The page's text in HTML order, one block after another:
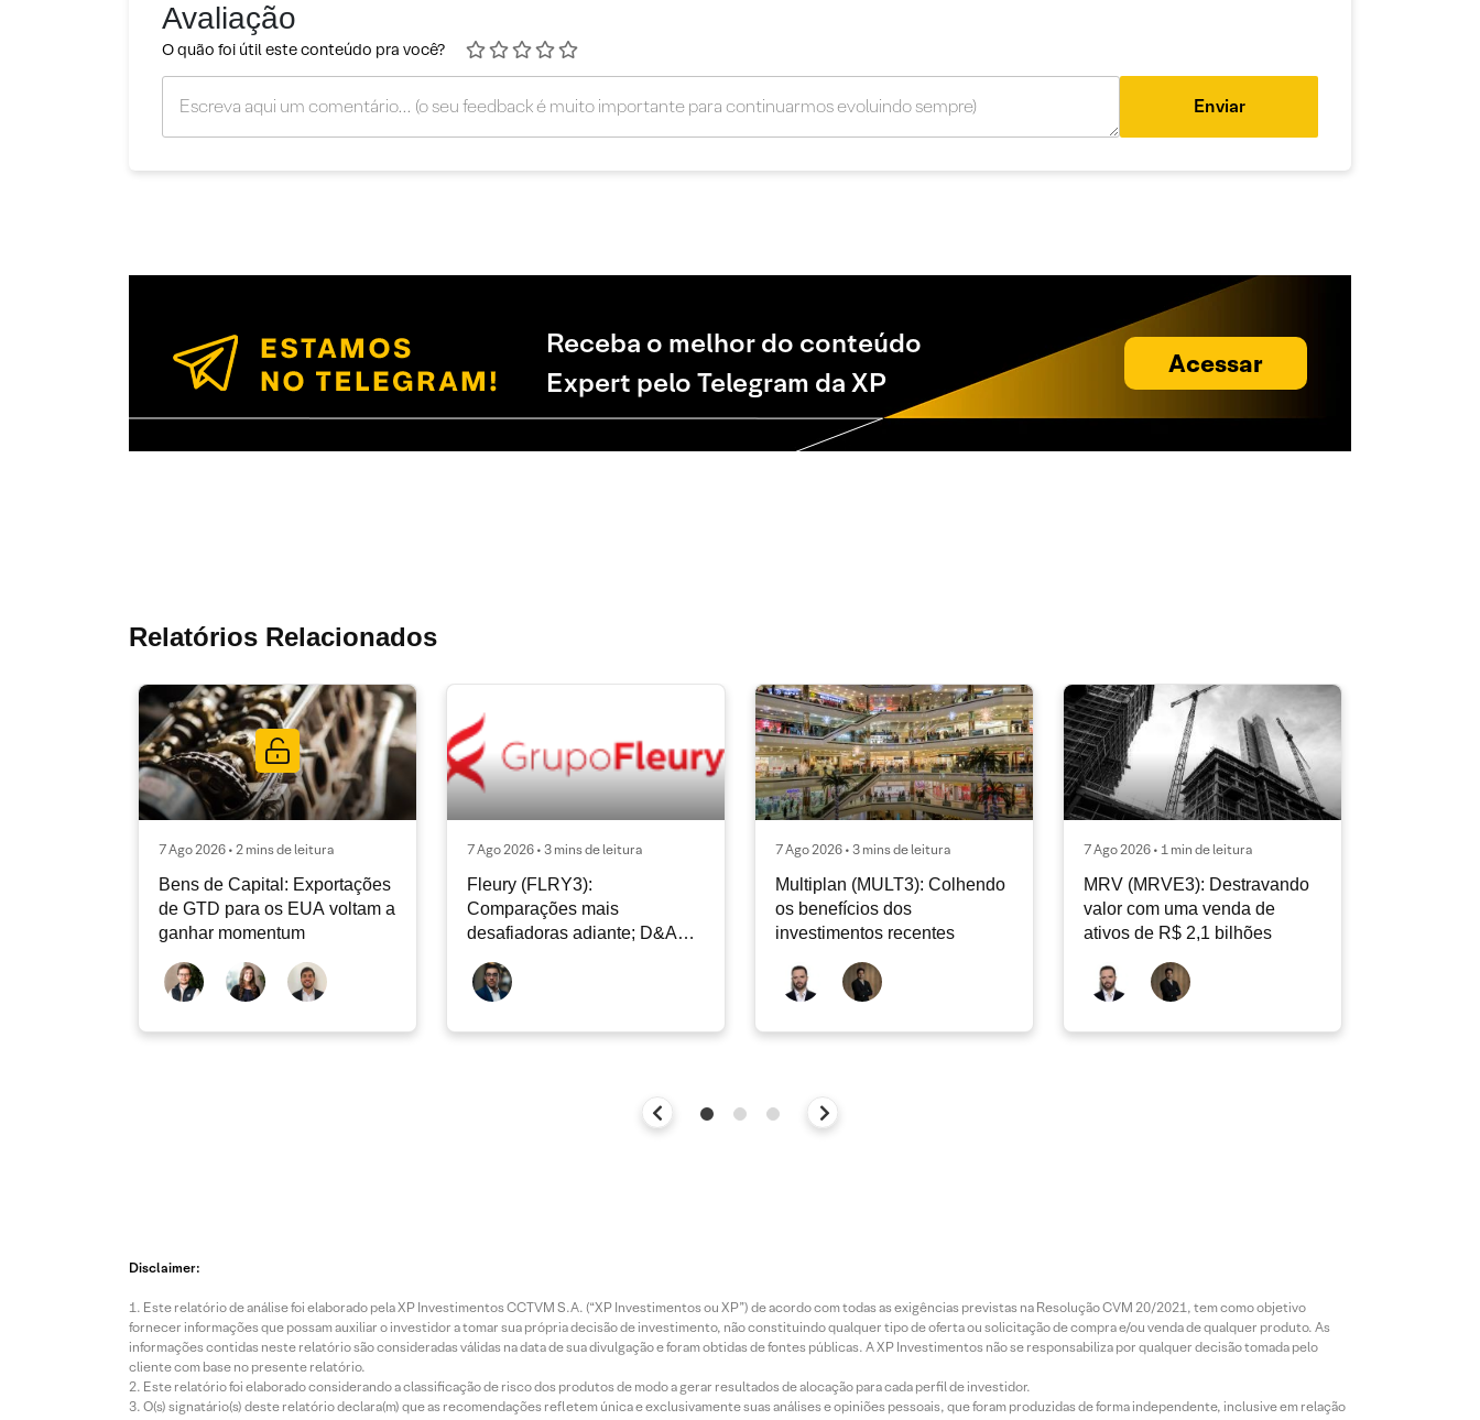
Avaliação
O quão foi útil este conteúdo pra você?
Enviar
Receba o melhor do conteúdo
Expert pelo Telegram da XP
Acessar
Relatórios Relacionados
7 Ago 2026 • 2 mins de leitura
Bens de Capital: Exportações
de GTD para os EUA voltam a
ganhar momentum
7 Ago 2026 • 3 mins de leitura
Fleury (FLRY3):
Comparações mais
desafiadoras adiante; D&A
deve permanecer nos níveis
atuais
7 Ago 2026 • 3 mins de leitura
Multiplan (MULT3): Colhendo
os benefícios dos
investimentos recentes
7 Ago 2026 • 1 min de leitura
MRV (MRVE3): Destravando
valor com uma venda de
ativos de R$ 2,1 bilhões
Disclaimer:
Este relatório de análise foi elaborado pela XP Investimentos CCTVM S.A. (“XP Investimentos ou XP”) de acordo com todas as exigências previstas na Resolução CVM 20/2021, tem como objetivo
fornecer informações que possam auxiliar o investidor a tomar sua própria decisão de investimento, não constituindo qualquer tipo de oferta ou solicitação de compra e/ou venda de qualquer produto. As
informações contidas neste relatório são consideradas válidas na data de sua divulgação e foram obtidas de fontes públicas. A XP Investimentos não se responsabiliza por qualquer decisão tomada pelo
cliente com base no presente relatório.
Este relatório foi elaborado considerando a classificação de risco dos produtos de modo a gerar resultados de alocação para cada perfil de investidor.
O(s) signatário(s) deste relatório declara(m) que as recomendações refletem única e exclusivamente suas análises e opiniões pessoais, que foram produzidas de forma independente, inclusive em relação